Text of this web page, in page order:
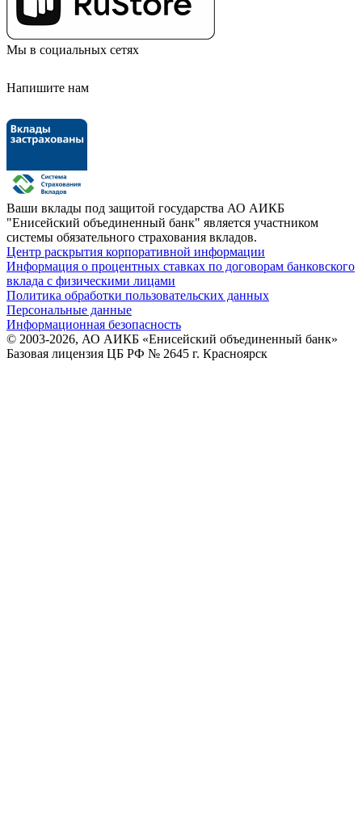
Мы в социальных сетях
Напишите нам
Ваши вклады под защитой государства АО АИКБ
"Енисейский объединенный банк" является участником
системы обязательного страхования вкладов.
Центр раскрытия корпоративной информации
Информация о процентных ставках по договорам банковского
вклада с физическими лицами
Политика обработки пользовательских данных
Персональные данные
Информационная безопасность
© 2003-2026, АО АИКБ «Енисейский объединенный банк»
Базовая лицензия ЦБ РФ № 2645 г. Красноярск